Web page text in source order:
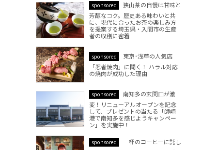
sponsored
狭山茶の自慢は甘味と
芳醇なコク。歴史ある味わいと共
に、現代に合ったお茶の楽しみ方
を提案する埼玉県・入間市の生産
者の収穫に密着
sponsored
東京･浅草の人気店
「忍者焼肉」に聞く！ ハラル対応
の焼肉が成功した理由
sponsored
南知多の玄関口が激
変！リニューアルオープンを記念
して、プレゼントの当たる「師崎
港で南知多を感じようキャンペー
ン」を実施中！
sponsored
一杯のコーヒーに託し